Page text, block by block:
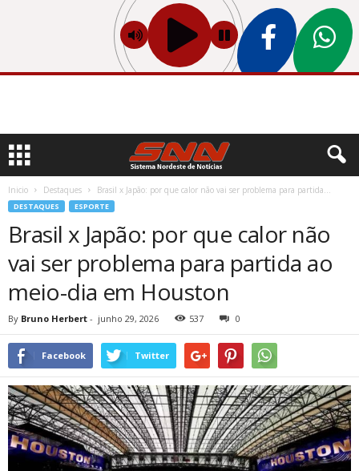
Inicio Destaques Brasil x Japão: por que calor não vai ser problema para partida...
DESTAQUES ESPORTE
Brasil x Japão: por que calor não
vai ser problema para partida ao
meio-dia em Houston
By Bruno Herbert - junho 29, 2026 537 0
Facebook Twitter